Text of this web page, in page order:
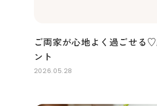
ご両家が心地よく過ごせる
ント
2026.05.28